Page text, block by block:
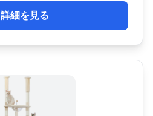
詳細を見る